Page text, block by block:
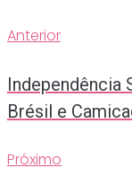
Navegação
Post
Anterior
Anterior
Independência
Brésil e
Próximo
Próximo